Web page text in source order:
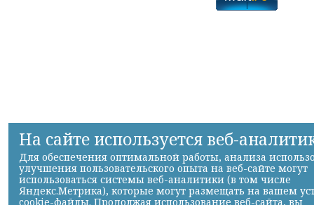
На сайте используется веб-
Для обеспечения оптимальной работы, анализа
улучшения пользовательского опыта на веб-сайте могут
использоваться системы веб-аналитики (в том числе
Яндекс.Метрика), которые могут размещать на вашем
cookie-файлы. Продолжая использование веб-сайта, вы